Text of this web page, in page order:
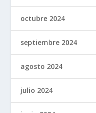
octubre 2024
septiembre 2024
agosto 2024
julio 2024